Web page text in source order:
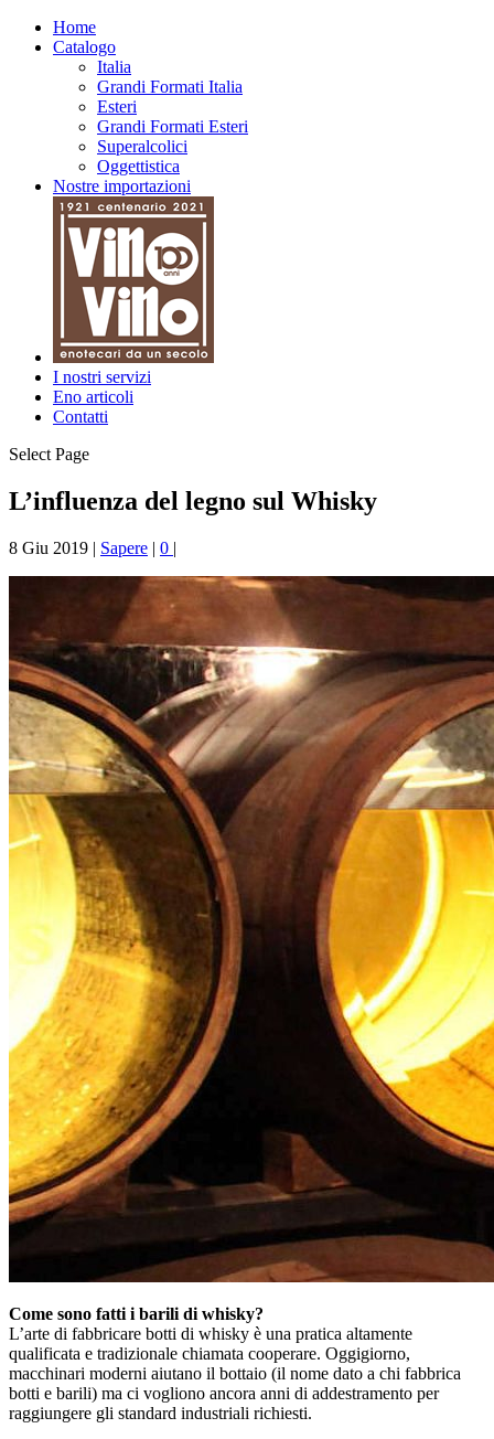
Home
Catalogo
Italia
Grandi Formati Italia
Esteri
Grandi Formati Esteri
Superalcolici
Oggettistica
Nostre importazioni
I nostri servizi
Eno articoli
Contatti
Select Page
L’influenza del legno sul Whisky
8 Giu 2019 | Sapere | 0 |
Come sono fatti i barili di whisky?
L’arte di fabbricare botti di whisky è una pratica altamente
qualificata e tradizionale chiamata cooperare. Oggigiorno,
macchinari moderni aiutano il bottaio (il nome dato a chi fabbrica
botti e barili) ma ci vogliono ancora anni di addestramento per
raggiungere gli standard industriali richiesti.